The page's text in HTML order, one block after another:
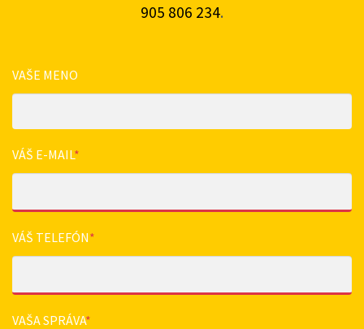
905 806 234.
VAŠE MENO
VÁŠ E-MAIL*
VÁŠ TELEFÓN*
VAŠA SPRÁVA*